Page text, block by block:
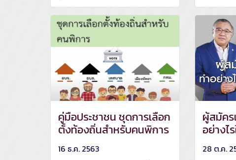
คู่มือประชาชน ชุดการเลือก
ตั้งท้องถิ่นสำหรับคนพิการ
16 ธ.ค. 2563
ผู้สมัค
อย่างไ
28 ต.ค.